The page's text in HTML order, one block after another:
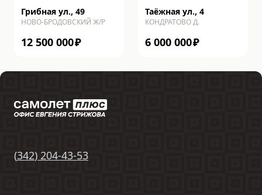
Грибная ул., 49
НОВО-БРОДОВСКИЙ Ж/Р
12 500 000₽
Таёжная ул., 4
КОНДРАТОВО Д.
6 000 000₽
(342) 204-43-53